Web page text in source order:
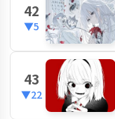
42
▼5
43
▼22